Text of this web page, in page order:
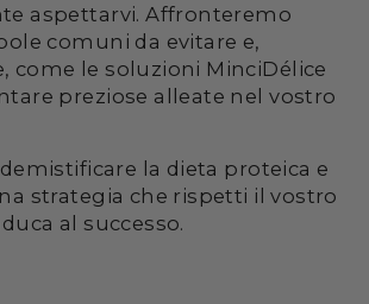
aspettarvi. Affronteremo
comuni da evitare e,
come le soluzioni MinciDélice
preziose alleate nel vostro
la dieta proteica e
strategia che rispetti il vostro
al successo.